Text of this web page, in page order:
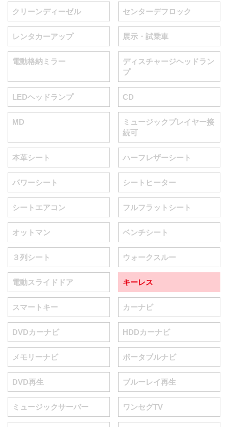
クリーンディーゼル センターデフロック
レンタカーアップ 展示・試乗車
電動格納ミラー
ディスチャージヘッドラン
プ
LEDヘッドランプ CD
MD
ミュージックプレイヤー接
続可
本革シート ハーフレザーシート
パワーシート シートヒーター
シートエアコン フルフラットシート
オットマン ベンチシート
３列シート ウォークスルー
電動スライドドア キーレス
スマートキー カーナビ
DVDカーナビ HDDカーナビ
メモリーナビ ポータブルナビ
DVD再生 ブルーレイ再生
ミュージックサーバー ワンセグTV